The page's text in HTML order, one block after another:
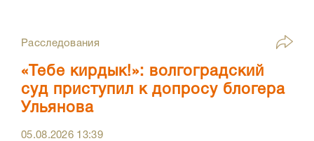
Расследования
«Тебе кирдык!»: волгоградский
суд приступил к допросу блогера
Ульянова
05.08.2026 13:39